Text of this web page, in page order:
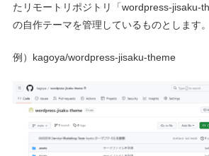
たリモートリポジトリ「wordpress-jisaku-
の自作テーマを管理しているものとします。
例）kagoya/wordpress-jisaku-theme